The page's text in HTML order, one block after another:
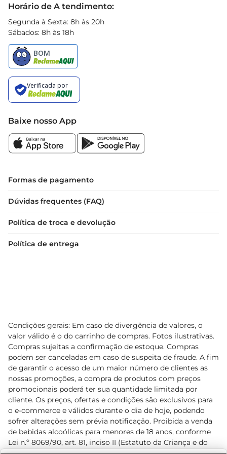
Horário de A tendimento:
Segunda à Sexta: 8h às 20h
Sábados: 8h às 18h
Baixe nosso App
Formas de pagamento
Dúvidas frequentes (FAQ)
Política de troca e devolução
Política de entrega
Condições gerais: Em caso de divergência de valores, o
valor válido é o do carrinho de compras. Fotos ilustrativas.
Compras sujeitas a confirmação de estoque. Compras
podem ser canceladas em caso de suspeita de fraude. A fim
de garantir o acesso de um maior número de clientes as
nossas promoções, a compra de produtos com preços
promocionais poderá ter sua quantidade limitada por
cliente. Os preços, ofertas e condições são exclusivos para
o e-commerce e válidos durante o dia de hoje, podendo
sofrer alterações sem prévia notificação. Proibida a venda
de bebidas alcoólicas para menores de 18 anos, conforme
Lei n.º 8069/90, art. 81, inciso II (Estatuto da Criança e do